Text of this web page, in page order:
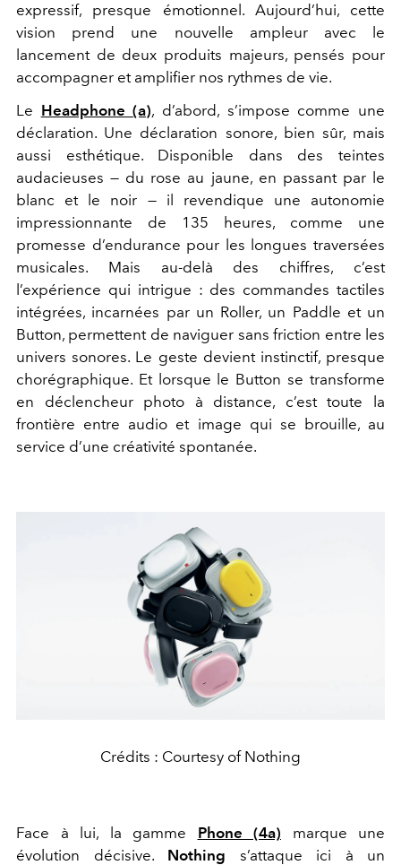
expressif, presque émotionnel. Aujourd’hui, cette
vision prend une nouvelle ampleur avec le
lancement de deux produits majeurs, pensés pour
accompagner et amplifier nos rythmes de vie.
Le Headphone (a), d’abord, s’impose comme une
déclaration. Une déclaration sonore, bien sûr, mais
aussi esthétique. Disponible dans des teintes
audacieuses — du rose au jaune, en passant par le
blanc et le noir — il revendique une autonomie
impressionnante de 135 heures, comme une
promesse d’endurance pour les longues traversées
musicales. Mais au-delà des chiffres, c’est
l’expérience qui intrigue : des commandes tactiles
intégrées, incarnées par un Roller, un Paddle et un
Button, permettent de naviguer sans friction entre les
univers sonores. Le geste devient instinctif, presque
chorégraphique. Et lorsque le Button se transforme
en déclencheur photo à distance, c’est toute la
frontière entre audio et image qui se brouille, au
service d’une créativité spontanée.
Crédits : Courtesy of Nothing
Face à lui, la gamme Phone (4a) marque une
évolution décisive. Nothing s’attaque ici à un